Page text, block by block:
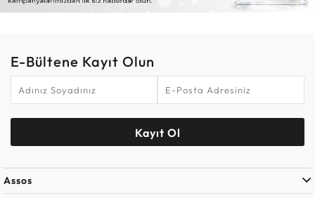
E-Bültene Kayıt Olun
Kayıt Ol
Assos